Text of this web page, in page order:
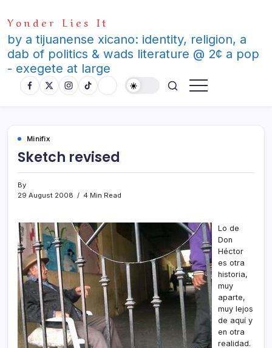
to
content
Yonder Lies It
by a tijuanense xicano: identity, religion, a
dab of politics & wads literature @ 2¢ a pop
- exegete at large
Minifix
Sketch revised
By
29 August 2008
4 Min Read
Lo de
Don
Héctor
es otra
historia,
muy
aparte,
muy lejos
de aquí­ y
en otra
realidad.